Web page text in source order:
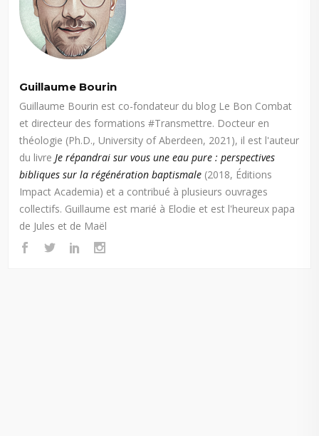
Guillaume Bourin
Guillaume Bourin est co-fondateur du blog Le Bon Combat
et directeur des formations #Transmettre. Docteur en
théologie (Ph.D., University of Aberdeen, 2021), il est l'auteur
du livreJe répandrai sur vous une eau pure : perspectives
bibliques sur la régénération baptismale (2018, Éditions
Impact Academia) et a contribué à plusieurs ouvrages
collectifs. Guillaume est marié à Elodie et est l'heureux papa
de Jules et de Maël